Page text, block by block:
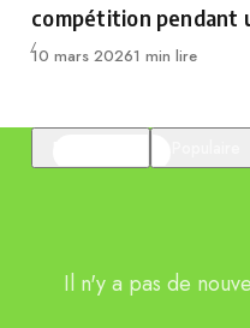
compétition pendant
Publié
10 mars 20261 min lire
Il n'y a pas de